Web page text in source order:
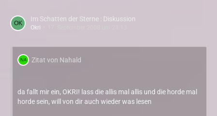
Im Schatten der Sterne : Diskussion
Okri
Zitat von Nahald
da fallt mir ein, OKRI! lass die allis mal allis und die horde mal
horde sein, will von dir auch wieder was lesen